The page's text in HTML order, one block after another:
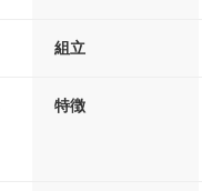
組立
特徴